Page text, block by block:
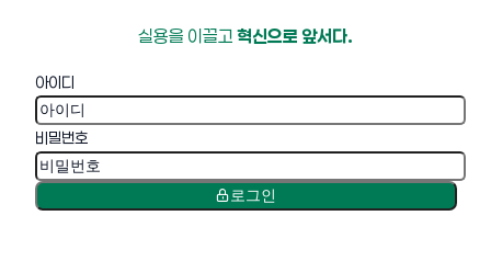
실용을 이끌고 혁신으로 앞서다.
아이디
비밀번호
로그인